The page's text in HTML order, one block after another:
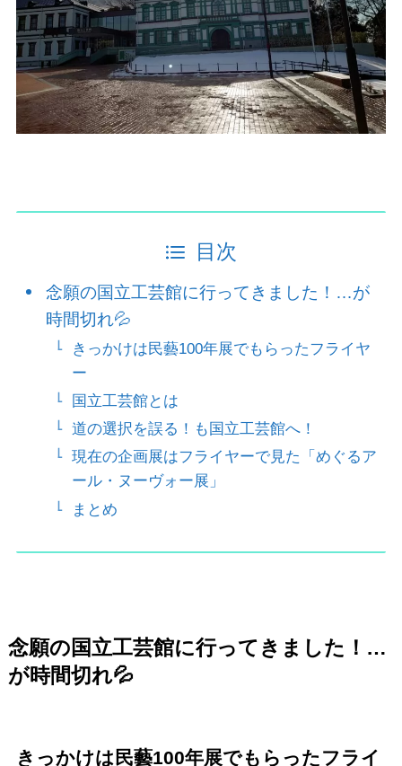
目次
念願の国立工芸館に行ってきました！…が
時間切れ💦
きっかけは民藝100年展でもらったフライヤ
ー
国立工芸館とは
道の選択を誤る！も国立工芸館へ！
現在の企画展はフライヤーで見た「めぐるア
ール・ヌーヴォー展」
まとめ
念願の国立工芸館に行ってきました！…
が時間切れ💦
きっかけは民藝100年展でもらったフライ